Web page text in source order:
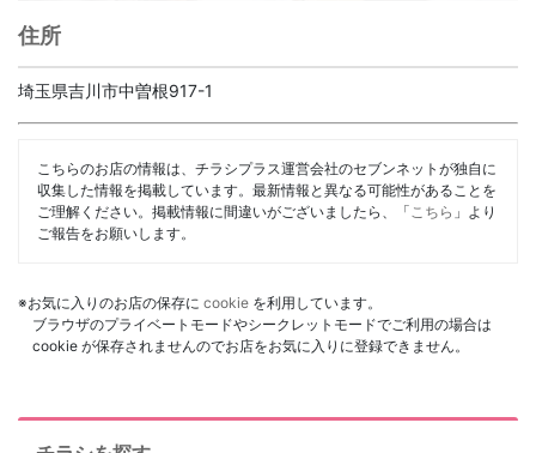
住所
埼玉県吉川市中曽根917-1
こちらのお店の情報は、チラシプラス運営会社のセブンネットが独自に
収集した情報を掲載しています。最新情報と異なる可能性があることを
ご理解ください。掲載情報に間違いがございましたら、「 こちら 」より
ご報告をお願いします。
※お気に入りのお店の保存に cookie を利用しています。
ブラウザのプライベートモードやシークレットモードでご利用の場合は
cookie が保存されませんのでお店をお気に入りに登録できません。